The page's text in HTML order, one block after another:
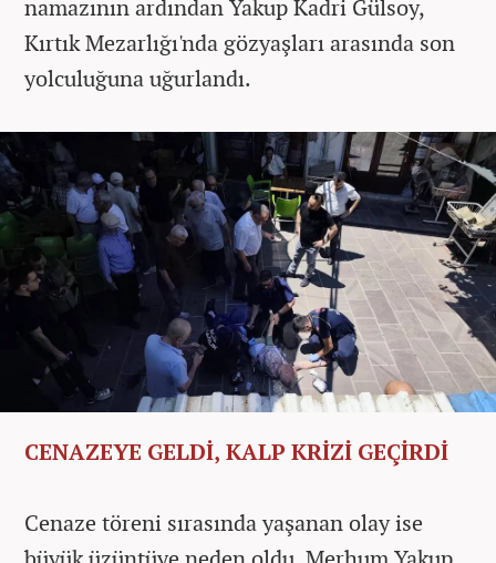
namazının ardından Yakup Kadri Gülsoy,
Kırtık Mezarlığı'nda gözyaşları arasında son
yolculuğuna uğurlandı.
CENAZEYE GELDİ, KALP KRİZİ GEÇİRDİ
Cenaze töreni sırasında yaşanan olay ise